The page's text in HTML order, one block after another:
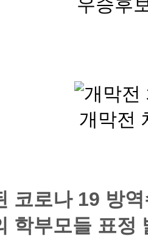
우승후
개막전
코로나 19 방
학부모들 표정